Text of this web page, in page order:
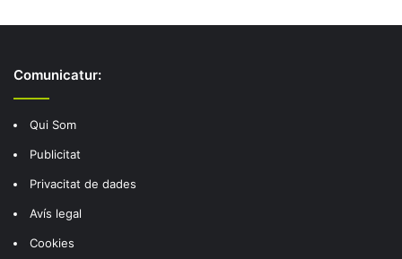
Comunicatur:
Qui Som
Publicitat
Privacitat de dades
Avís legal
Cookies